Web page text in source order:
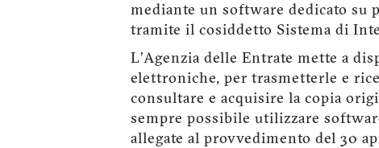
mediante un software dedicato su
tramite il cosiddetto Sistema di
L’Agenzia delle Entrate mette a
elettroniche, per trasmetterle e
consultare e acquisire la copia
sempre possibile utilizzare
allegate al provvedimento del 30